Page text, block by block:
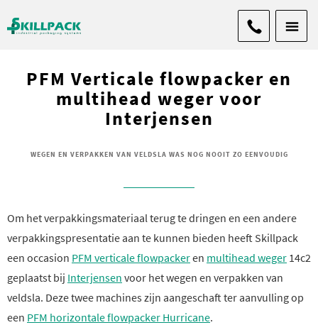
PFM Verticale flowpacker en
multihead weger voor
Interjensen
WEGEN EN VERPAKKEN VAN VELDSLA WAS NOG NOOIT ZO EENVOUDIG
Om het verpakkingsmateriaal terug te dringen en een andere
verpakkingspresentatie aan te kunnen bieden heeft Skillpack
een occasion PFM verticale flowpackeren multihead weger 14c2
geplaatst bij Interjensen voor het wegen en verpakken van
veldsla. Deze twee machines zijn aangeschaft ter aanvulling op
een PFM horizontale flowpacker Hurricane.